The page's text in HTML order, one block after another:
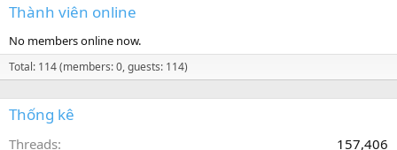
Thành viên online
No members online now.
Total: 114 (members: 0, guests: 114)
Thống kê
Threads 157,406